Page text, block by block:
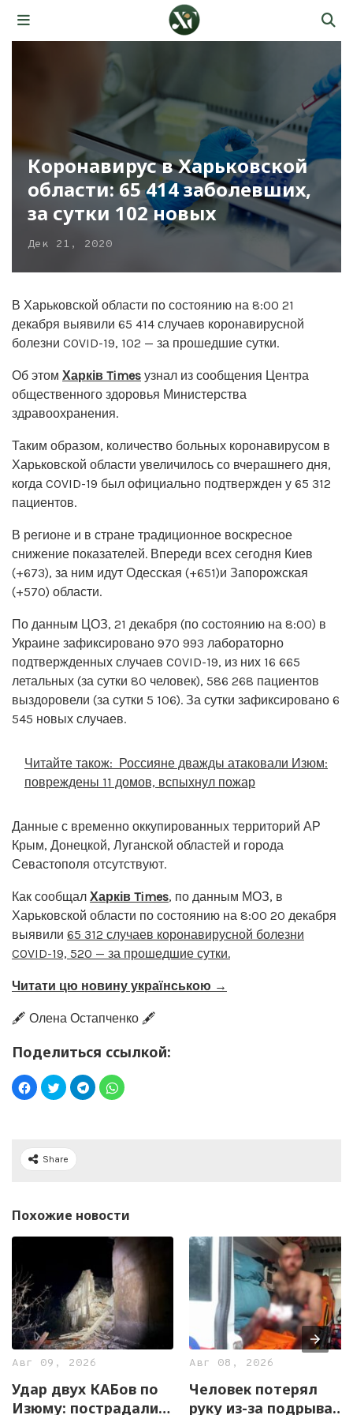
Коронавирус в Харьковской
области: 65 414 заболевших,
за сутки 102 новых
Дек 21, 2020
В Харьковской области по состоянию на 8:00 21
декабря выявили 65 414 случаев коронавирусной
болезни COVID-19, 102 — за прошедшие сутки.
Об этом Харків Times узнал из сообщения Центра
общественного здоровья Министерства
здравоохранения.
Таким образом, количество больных коронавирусом в
Харьковской области увеличилось со вчерашнего дня,
когда COVID-19 был официально подтвержден у 65 312
пациентов.
В регионе и в стране традиционное воскресное
снижение показателей. Впереди всех сегодня Киев
(+673), за ним идут Одесская (+651)и Запорожская
(+570) области.
По данным ЦОЗ, 21 декабря (по состоянию на 8:00) в
Украине зафиксировано 970 993 лабораторно
подтвержденных случаев COVID-19, из них 16 665
летальных (за сутки 80 человек), 586 268 пациентов
выздоровели (за сутки 5 106). За сутки зафиксировано 6
545 новых случаев.
Читайте також: Россияне дважды атаковали Изюм:
повреждены 11 домов, вспыхнул пожар
Данные с временно оккупированных территорий АР
Крым, Донецкой, Луганской областей и города
Севастополя отсутствуют.
Как сообщал Харків Times, по данным МОЗ, в
Харьковской области по состоянию на 8:00 20 декабря
выявили 65 312 случаев коронавирусной болезни
COVID-19, 520 — за прошедшие сутки.
Читати цю новину українською →
🖋️ Олена Остапченко 🖋️
Поделиться ссылкой:
Share
Похожие новости
Авг 09, 2026
Удар двух КАБов по
Изюму: пострадали
Авг 08, 2026
Человек потерял
руку из-за подрыва